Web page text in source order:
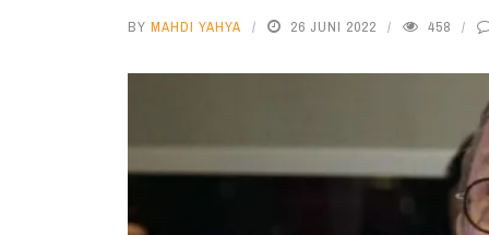
BY MAHDI YAHYA 26 JUNI 2022 458